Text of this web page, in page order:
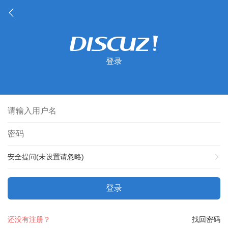
登录
安全提问(未设置请忽略)
登录
找回密码
还没有注册？